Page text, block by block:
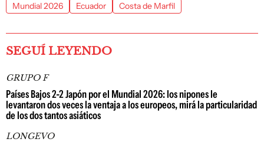
Mundial 2026 Ecuador Costa de Marfil
SEGUÍ LEYENDO
GRUPO F
Países Bajos 2-2 Japón por el Mundial 2026: los nipones le
levantaron dos veces la ventaja a los europeos, mirá la particularidad
de los dos tantos asiáticos
LONGEVO